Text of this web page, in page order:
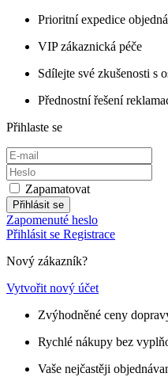
Prioritní expedice
VIP zákaznická péče
Sdílejte své zkušenosti s
Přednostní řešení
Přihlaste se
Zapamatovat
Přihlásit se
Zapomenuté heslo
Přihlásit se Registrace
Nový zákazník?
Vytvořit nový účet
Zvýhodněné ceny
Rychlé nákupy bez
Vaše nejčastěji